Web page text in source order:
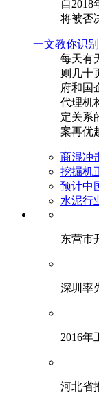
自
将被否
一文教你识
每天有
则几十
府和国
代理机
定关系
案再优
商混冲
挖掘机
预计中
水泥行
东营市
深圳率
2016年
河北省